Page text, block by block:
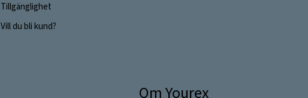
Tillgänglighet
Vill du bli kund?
Om Yourex